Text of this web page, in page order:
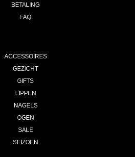
BETALING
FAQ
ACCESSOIRES
GEZICHT
GIFTS
LIPPEN
NAGELS
OGEN
SALE
SEIZOEN